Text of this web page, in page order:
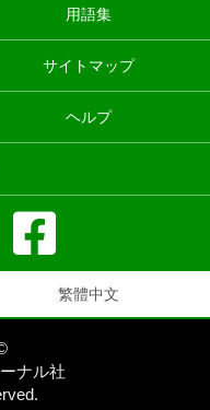
用語集
サイトマップ
ヘルプ
繁體中文
ナル社